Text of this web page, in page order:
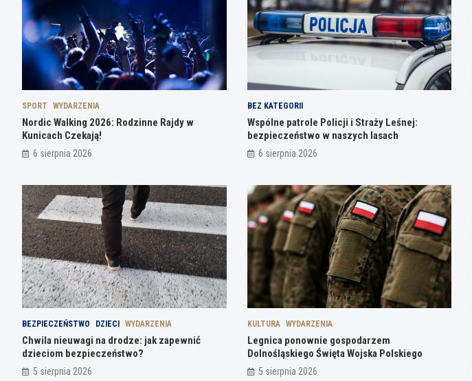
SPORT WYDARZENIA
Nordic Walking 2026: Rodzinne Rajdy w
Kunicach Czekają!
6 sierpnia 2026
BEZ KATEGORII
Wspólne patrole Policji i Straży Leśnej:
bezpieczeństwo w naszych lasach
6 sierpnia 2026
BEZPIECZEŃSTWO DZIECI WYDARZENIA
Chwila nieuwagi na drodze: jak zapewnić
dzieciom bezpieczeństwo?
5 sierpnia 2026
KULTURA WYDARZENIA
Legnica ponownie gospodarzem
Dolnośląskiego Święta Wojska Polskiego
5 sierpnia 2026